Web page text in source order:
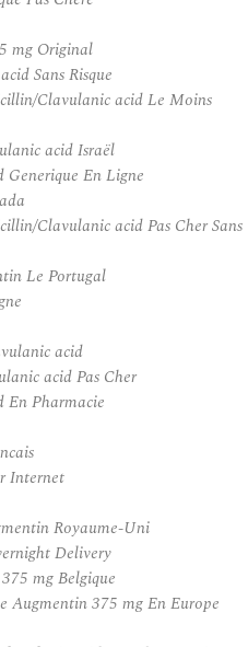
mg Original
Sans Risque
Clavulanic acid Le Moins
acid Israël
En Ligne
Clavulanic acid Pas Cher Sans
Le Portugal
acid
acid Pas Cher
Pharmacie
Internet
Royaume-Uni
Delivery
mg Belgique
Augmentin 375 mg En Europe